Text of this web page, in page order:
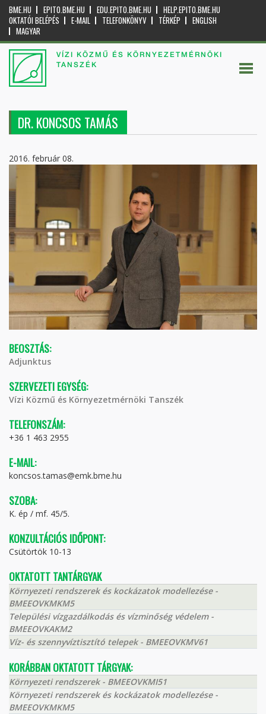
BME.HU EPITO.BME.HU EDU.EPITO.BME.HU
HELP.EPITO.BME.HU
OKTATÓI BELÉPÉS
E-MAIL TELEFONKÖNYV TÉRKÉP
ENGLISH
MAGYAR
VÍZI KÖZMŰ ÉS KÖRNYEZETMÉRNÖKI
TANSZÉK
DR. KONCSOS TAMÁS
2016. február 08.
BEOSZTÁS:
Adjunktus
SZERVEZETI EGYSÉG:
Vízi Közmű és Környezetmérnöki Tanszék
TELEFONSZÁM:
+36 1 463 2955
E-MAIL:
koncsos.tamas@emk.bme.hu
SZOBA:
K. ép / mf. 45/5.
KONZULTÁCIÓS IDŐPONT:
Csütörtök 10-13
OKTATOTT TANTÁRGYAK
Környezeti rendszerek és kockázatok modellezése -
BMEEOVKMKM5
Települési vízgazdálkodás és vízminőség védelem -
BMEEOVKAKM2
Víz- és szennyvíztisztító telepek - BMEEOVKMV61
KORÁBBAN OKTATOTT TÁRGYAK:
Környezeti rendszerek - BMEEOVKMI51
Környezeti rendszerek és kockázatok modellezése -
BMEEOVKMKM5